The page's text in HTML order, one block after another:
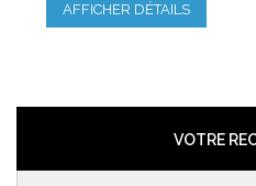
AFFICHER DÉTAILS
VOTRE